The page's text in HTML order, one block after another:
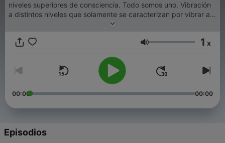
niveles superiores de consciencia. Todo somos uno. Vibración
a distintos niveles que solamente se caracterizan por vibrar a
distinta frecuencia para permitirnos individualizarnos en el
lecciones que proporciona el multiverso encarnándonos como
Volumen 1 x
00:00 00:00
Episodios